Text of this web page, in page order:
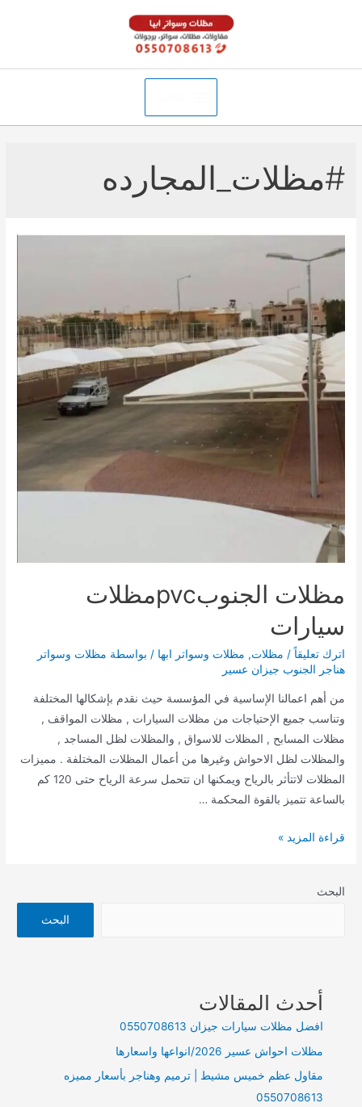
Main
#مظلات_المجارده
مظلات الجنوبpvcمظلات
سيارات
اترك تعليقاً / مظلات, مظلات وسواتر ابها / بواسطة مظلات وسواتر
هناجر الجنوب جيزان عسير
من أهم اعمالنا الإساسية في المؤسسة حيث نقدم بإشكالها المختلفة
وتناسب جميع الإحتياجات من مظلات السيارات , مظلات المواقف ,
مظلات المسابح , المظلات للاسواق , والمظلات لظل المساجد ,
والمظلات لظل الاحواش وغيرها من أعمال المظلات المختلفة . مميزات
المظلات لاتتأثر بالرياح ويمكنها ان تتحمل سرعة الرياح حتى 120 كم
بالساعة تتميز بالقوة المحكمة …
مظلات
قراءة المزيد »
البحث
البحث
أحدث المقالات
افضل مظلات سيارات جيزان 0550708613
مظلات احواش عسير 2026/انواعها واسعارها
مقاول عظم خميس مشيط | ترميم وهناجر بأسعار مميزه
0550708613